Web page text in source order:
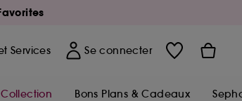
Services Se connecter
Bons Plans & Cadeaux